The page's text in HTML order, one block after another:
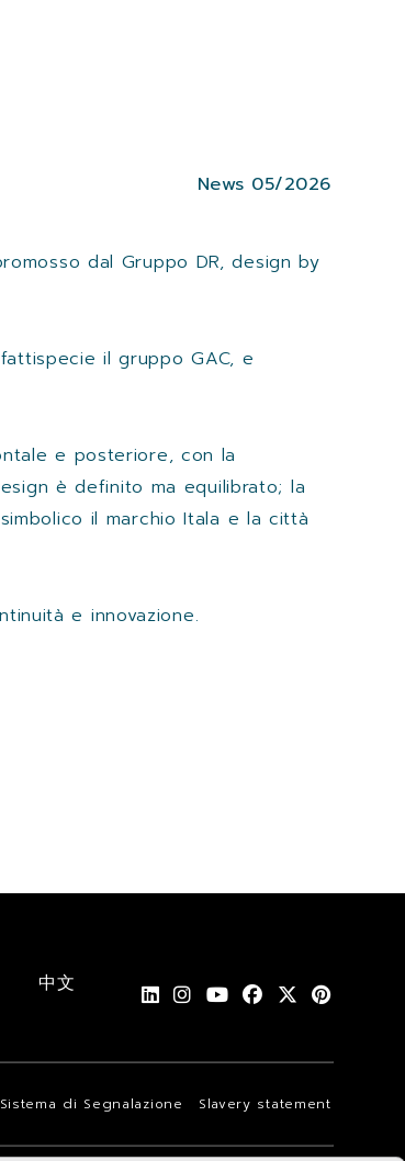
News 05/2026
dal Gruppo DR, design by
il gruppo GAC, e
e posteriore, con la
è definito ma equilibrato; la
il marchio Itala e la città
e innovazione.
中文
di Segnalazione Slavery statement